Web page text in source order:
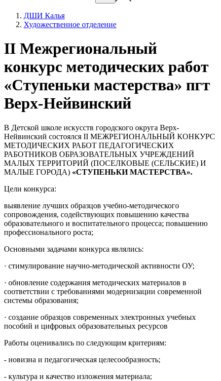
ДШИ Калья
Художественное отделение
II Межрегиональный
конкурс методических работ
«Ступеньки мастерства» пгт
Верх-Нейвинский
В Детской школе искусств городского округа Верх-
Нейвинский состоялся II МЕЖРЕГИОНАЛЬНЫЙ КОНКУРС
МЕТОДИЧЕСКИХ РАБОТ ПЕДАГОГИЧЕСКИХ
РАБОТНИКОВ ОБРАЗОВАТЕЛЬНЫХ УЧРЕЖДЕНИЙ
МАЛЫХ ТЕРРИТОРИЙ (ПОСЕЛКОВЫЕ (СЕЛЬСКИЕ) И
МАЛЫЕ ГОРОДА) «СТУПЕНЬКИ МАСТЕРСТВА».
Цели конкурса:
выявление лучших образцов учебно-методического
сопровождения, содействующих повышению качества
образовательного и воспитательного процесса; повышению
профессионального роста;
Основными задачами конкурса являлись:
· стимулирование научно-методической активности ОУ;
· обновление содержания методических материалов в
соответствии с требованиями модернизации современной
системы образования;
· создание образцов современных электронных учебных
пособий и цифровых образовательных ресурсов
Работы оценивались по следующим критериям:
- новизна и педагогическая целесообразность;
- культура и качество изложения материала;